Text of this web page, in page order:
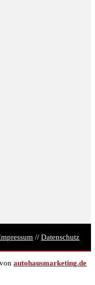
// Datenschutz
autohausmarketing.de